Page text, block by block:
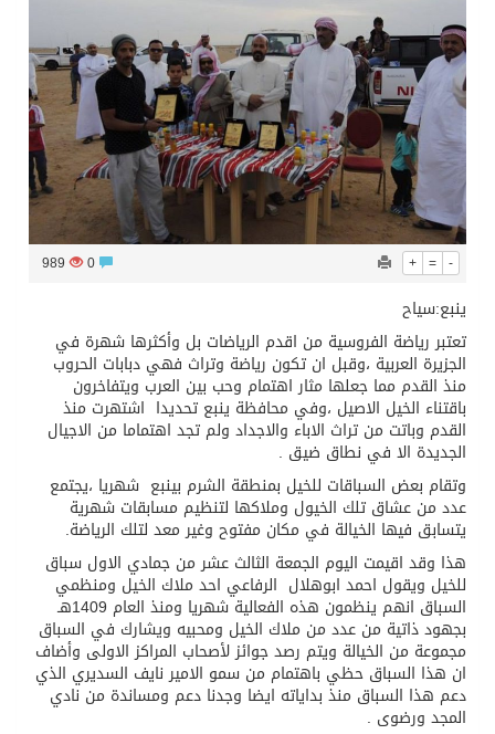
+ = -
989
ينبع:سياح
تعتبر رياضة الفروسية من اقدم الرياضات بل وأكثرها شهرة في
الجزيرة العربية ،وقبل ان تكون رياضة وتراث فهي دبابات الحروب
منذ القدم مما جعلها مثار اهتمام وحب بين العرب ويتفاخرون
باقتناء الخيل الاصيل ،وفي محافظة ينبع تحديدا اشتهرت منذ
القدم وباتت من تراث الاباء والاجداد ولم تجد اهتماما من الاجيال
الجديدة الا في نطاق ضيق .
وتقام بعض السباقات للخيل بمنطقة الشرم بينبع شهريا ،يجتمع
عدد من عشاق تلك الخيول وملاكها لتنظيم مسابقات شهرية
يتسابق فيها الخيالة في مكان مفتوح وغير معد لتلك الرياضة.
هذا وقد اقيمت اليوم الجمعة الثالث عشر من جمادي الاول سباق
للخيل ويقول احمد ابوهلال الرفاعي احد ملاك الخيل ومنظمي
السباق انهم ينظمون هذه الفعالية شهريا ومنذ العام 1409هـ
بجهود ذاتية من عدد من ملاك الخيل ومحبيه ويشارك في السباق
مجموعة من الخيالة ويتم رصد جوائز لأصحاب المراكز الاولى وأضاف
ان هذا السباق حظي باهتمام من سمو الامير نايف السديري الذي
دعم هذا السباق منذ بداياته ايضا وجدنا دعم ومساندة من نادي
المجد ورضوى .